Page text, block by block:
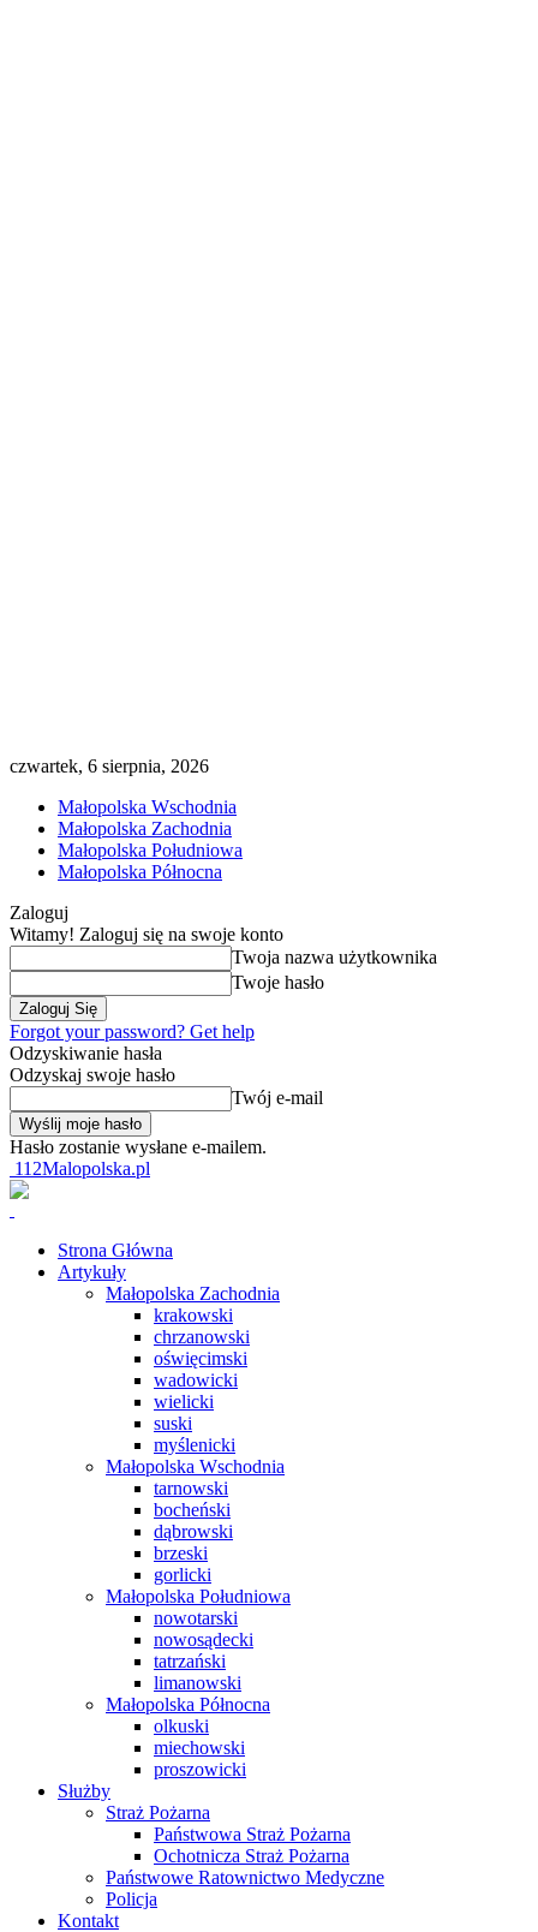
czwartek, 6 sierpnia, 2026
Małopolska Wschodnia
Małopolska Zachodnia
Małopolska Południowa
Małopolska Północna
Zaloguj
Witamy! Zaloguj się na swoje konto
Twoja nazwa użytkownika
Twoje hasło
Forgot your password? Get help
Odzyskiwanie hasła
Odzyskaj swoje hasło
Twój e-mail
Hasło zostanie wysłane e-mailem.
112Malopolska.pl
Strona Główna
Artykuły
Małopolska Zachodnia
krakowski
chrzanowski
oświęcimski
wadowicki
wielicki
suski
myślenicki
Małopolska Wschodnia
tarnowski
bocheński
dąbrowski
brzeski
gorlicki
Małopolska Południowa
nowotarski
nowosądecki
tatrzański
limanowski
Małopolska Północna
olkuski
miechowski
proszowicki
Służby
Straż Pożarna
Państwowa Straż Pożarna
Ochotnicza Straż Pożarna
Państwowe Ratownictwo Medyczne
Policja
Kontakt